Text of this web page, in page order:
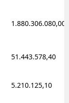
1.880.306.080,00
51.443.578,40
5.210.125,10